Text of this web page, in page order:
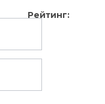
Рейтинг: